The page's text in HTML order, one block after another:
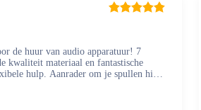
de huur van audio apparatuur! 7
kwaliteit materiaal en fantastische
hulp. Aanrader om je spullen hier